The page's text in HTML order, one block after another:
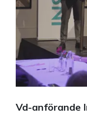
Vd-anförande